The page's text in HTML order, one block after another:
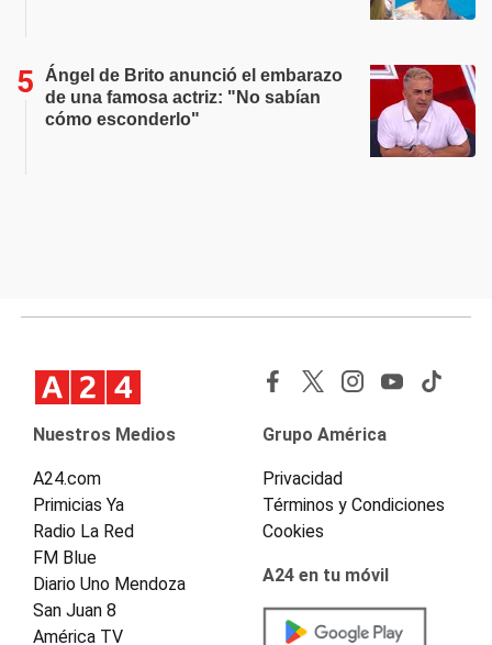
Ángel de Brito anunció el embarazo
de una famosa actriz: "No sabían
cómo esconderlo"
Nuestros Medios
A24.com
Primicias Ya
Radio La Red
FM Blue
Diario Uno Mendoza
San Juan 8
América TV
Grupo América
Privacidad
Términos y Condiciones
Cookies
A24 en tu móvil